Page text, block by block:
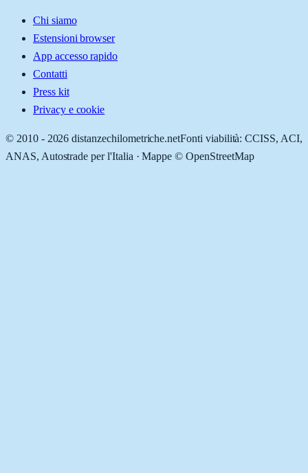
Chi siamo
Estensioni browser
App accesso rapido
Contatti
Press kit
Privacy e cookie
© 2010 - 2026 distanzechilometriche.netFonti viabilità: CCISS, ACI,
ANAS, Autostrade per l'Italia · Mappe © OpenStreetMap